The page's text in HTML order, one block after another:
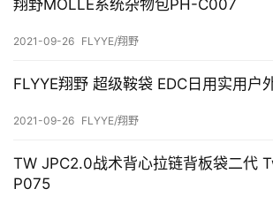
备
料
装
翔野MOLLE系统杂物包PH-C007
2021-09-26 FLYYE/翔野
FLYYE翔野 超级鞍袋 EDC日用实用户
2021-09-26 FLYYE/翔野
TW JPC2.0战术背心拉链背板袋二代
P075